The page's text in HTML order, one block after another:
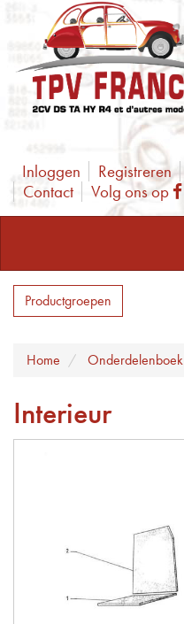
Inloggen Registreren
Contact
Volg ons op
Productgroepen
Home
Interieur